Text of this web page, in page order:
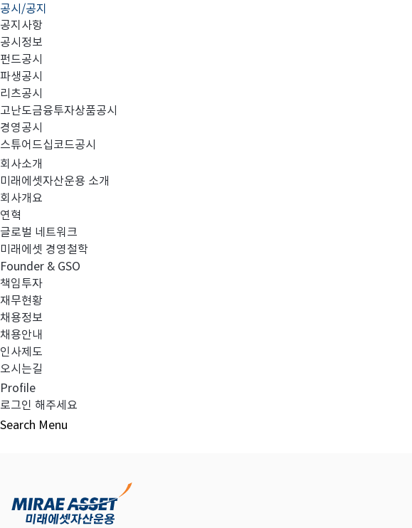
공시/공지
공지사항
공시정보
펀드공시
파생공시
리츠공시
고난도금융투자상품공시
경영공시
스튜어드십코드공시
회사소개
미래에셋자산운용 소개
회사개요
연혁
글로벌 네트워크
미래에셋 경영철학
Founder & GSO
책임투자
재무현황
채용정보
채용안내
인사제도
오시는길
Profile
로그인 해주세요
Search Menu
이전글
다음글
목록보기